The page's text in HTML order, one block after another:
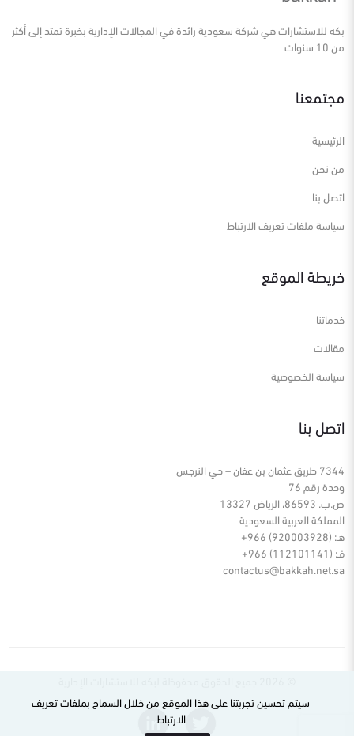
سيتم تحسين تجربتنا على هذا الموقع من خلال السماح بملفات تعريف
الارتباط
بكه للاستشارات هي شركة سعودية رائدة في المجالات الإدارية بخبرة تمتد إلى أكثر
من 10 سنوات
مجتمعنا
الرئيسية
من نحن
اتصل بنا
سياسة ملفات تعريف الارتباط
خريطة الموقع
خدماتنا
مقالات
سياسة الخصوصية
اتصل بنا
7344 طريق عثمان بن عفان – حي النرجس
وحدة رقم 76
ص.ب. 86593، الرياض 13327
المملكة العربية السعودية
هـ: (920003928) 966+
فـ: (112101141) 966+
contactus@bakkah.net.sa